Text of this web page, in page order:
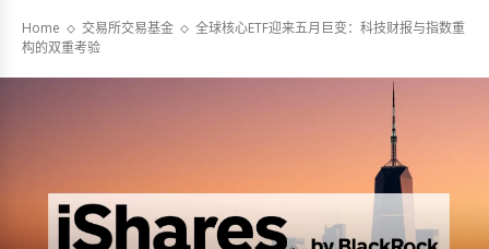
Home 交易所交易基金
全球核心ETF迎来五月巨变：科技财报与指数重
构的双重考验